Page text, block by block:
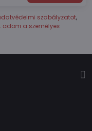
szabályzatot,
adom a személyes